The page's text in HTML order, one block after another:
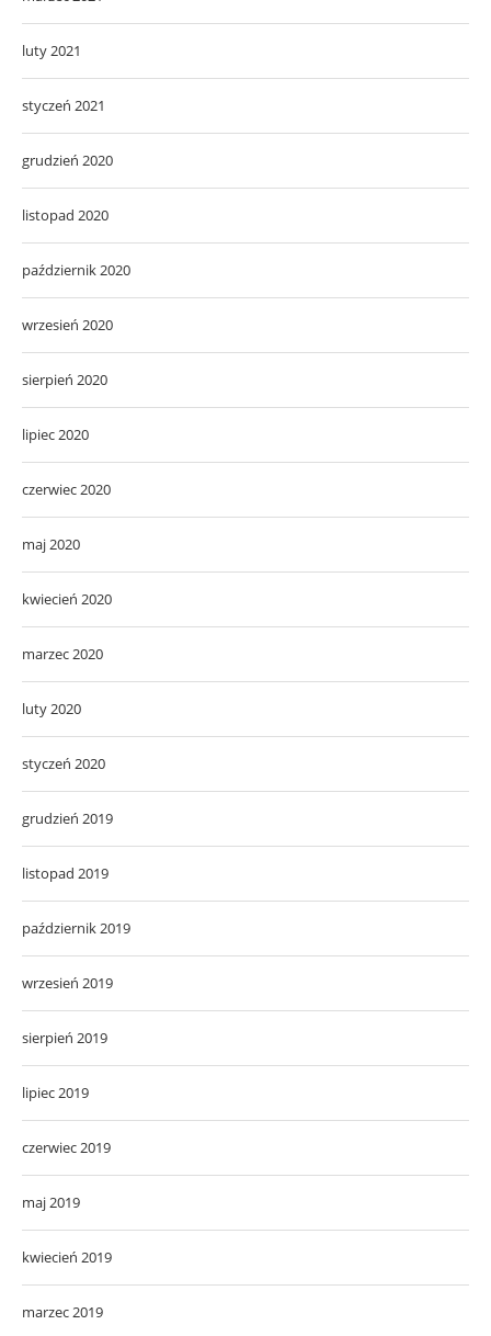
luty 2021
styczeń 2021
grudzień 2020
listopad 2020
październik 2020
wrzesień 2020
sierpień 2020
lipiec 2020
czerwiec 2020
maj 2020
kwiecień 2020
marzec 2020
luty 2020
styczeń 2020
grudzień 2019
listopad 2019
październik 2019
wrzesień 2019
sierpień 2019
lipiec 2019
czerwiec 2019
maj 2019
kwiecień 2019
marzec 2019